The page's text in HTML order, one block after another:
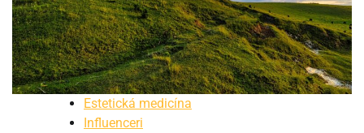
Estetická medicína
Influenceri